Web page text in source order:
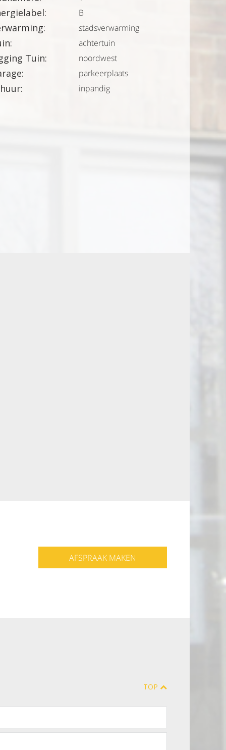
B
stadsverwarming
achtertuin
Tuin: noordwest
parkeerplaats
inpandig
AFSPRAAK MAKEN
TOP